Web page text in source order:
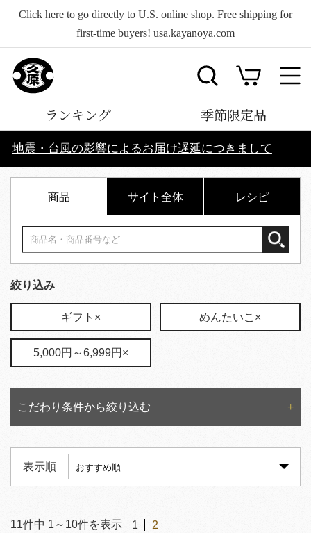
Click here to go directly to U.S. online shop. Free shipping for
first-time buyers! usa.kayanoya.com
ランキング 季節限定品
地震・台風の影響によるお届け遅延につきまして
商品 サイト全体 レシピ
絞り込み
ギフト× めんたいこ×
5,000円～6,999円×
こだわり条件から絞り込む
表示順
11件中 1 ～ 10件を表示 1 2